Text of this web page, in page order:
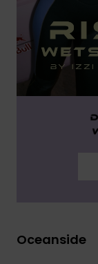
Oceanside